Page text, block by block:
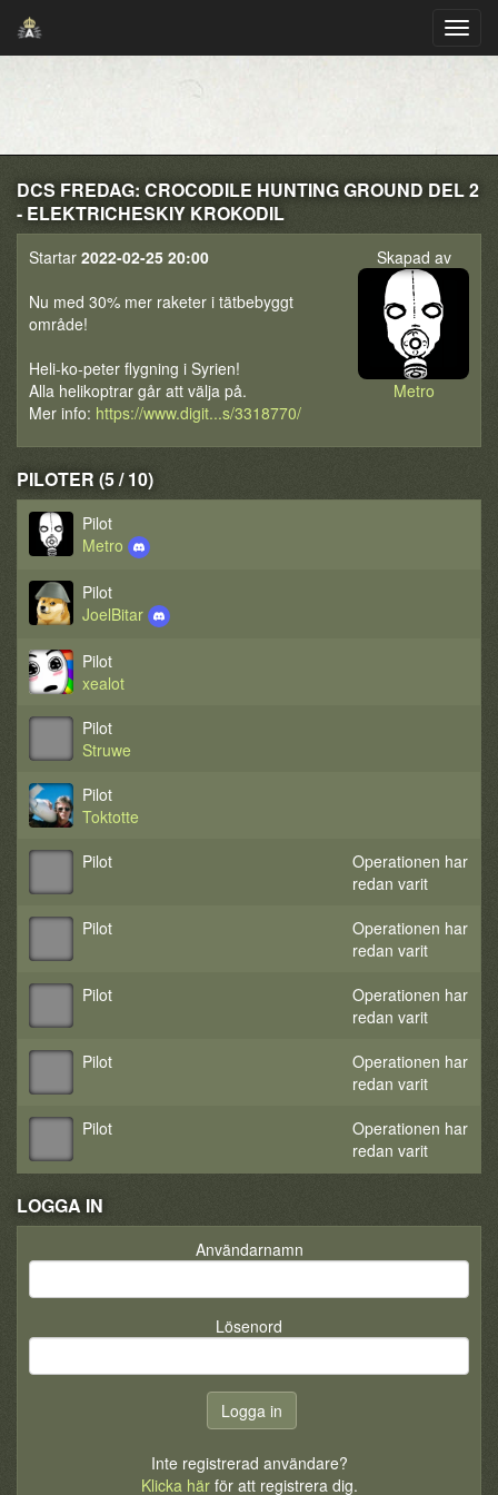
DCS FREDAG: CROCODILE HUNTING GROUND DEL 2
- ELEKTRICHESKIY KROKODIL
Skapad av
Metro
Startar 2022-02-25 20:00
Nu med 30% mer raketer i tätbebyggt
område!
Heli-ko-peter flygning i Syrien!
Alla helikoptrar går att välja på.
Mer info: https://www.digit...s/3318770/
PILOTER (5 / 10)
Pilot
Metro
Pilot
JoelBitar
Pilot
xealot
Pilot
Struwe
Pilot
Toktotte
Pilot
Operationen har
redan varit
Pilot
Operationen har
redan varit
Pilot
Operationen har
redan varit
Pilot
Operationen har
redan varit
Pilot
Operationen har
redan varit
LOGGA IN
Användarnamn
Lösenord
Inte registrerad användare?
Klicka härför att registrera dig.